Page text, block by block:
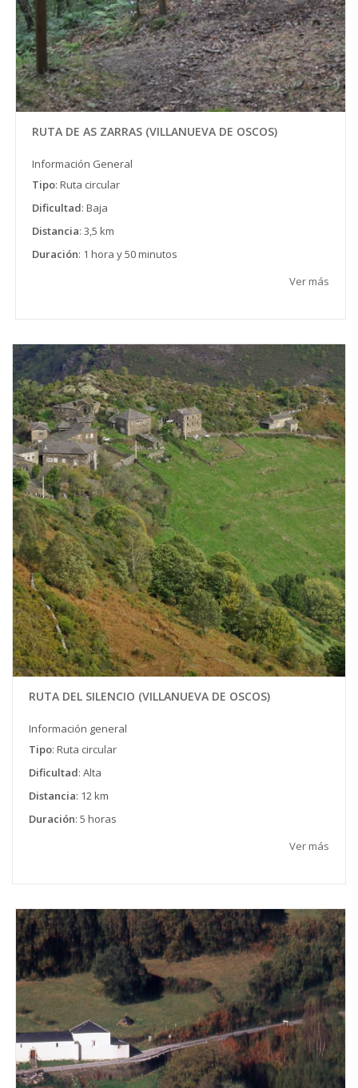
RUTA DE AS ZARRAS (VILLANUEVA DE OSCOS)
Información General
Tipo: Ruta circular
Dificultad: Baja
Distancia: 3,5 km
Duración: 1 hora y 50 minutos
Ver más
RUTA DEL SILENCIO (VILLANUEVA DE OSCOS)
Información general
Tipo: Ruta circular
Dificultad: Alta
Distancia: 12 km
Duración: 5 horas
Ver más